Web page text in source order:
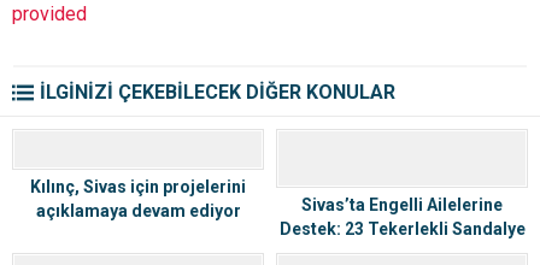
provided
İLGİNİZİ ÇEKEBİLECEK DİĞER KONULAR
Kılınç, Sivas için projelerini
açıklamaya devam ediyor
Sivas’ta Engelli Ailelerine
Destek: 23 Tekerlekli Sandalye
İhtiyaç Sahiplerine Ulaştırıldı